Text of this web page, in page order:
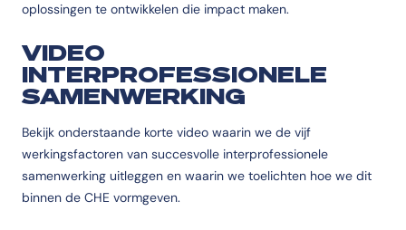
oplossingen te ontwikkelen die impact maken.
VIDEO
INTERPROFESSIONELE
SAMENWERKING
Bekijk onderstaande korte video waarin we de vijf
werkingsfactoren van succesvolle interprofessionele
samenwerking uitleggen en waarin we toelichten hoe we dit
binnen de CHE vormgeven.